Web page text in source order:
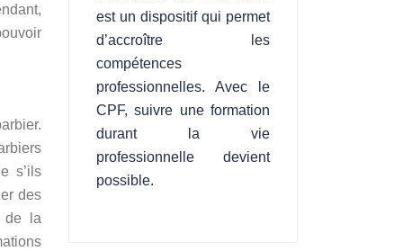
s’ils
des
de la
est un dispositif qui permet
d’accroître les
compétences
professionnelles. Avec le
CPF, suivre une formation
durant la vie
professionnelle devient
possible.